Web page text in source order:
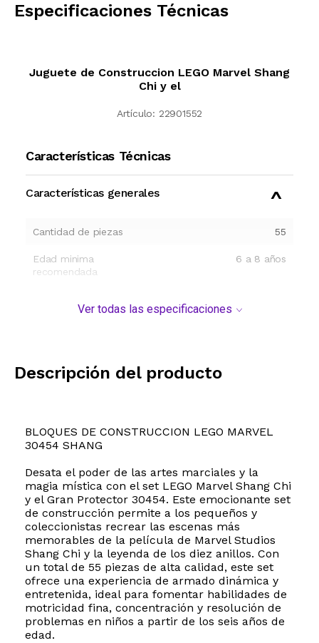
Especificaciones Técnicas
Juguete de Construccion LEGO Marvel Shang
Chi y el
Artículo: 22901552
Características Técnicas
Características generales
Cantidad de piezas 55
Edad minima
recomendada
6 a 8 años
Ver todas las especificaciones
Descripción del producto
BLOQUES DE CONSTRUCCION LEGO MARVEL
30454 SHANG
Desata el poder de las artes marciales y la
magia mística con el set LEGO Marvel Shang Chi
y el Gran Protector 30454. Este emocionante set
de construcción permite a los pequeños y
coleccionistas recrear las escenas más
memorables de la película de Marvel Studios
Shang Chi y la leyenda de los diez anillos. Con
un total de 55 piezas de alta calidad, este set
ofrece una experiencia de armado dinámica y
entretenida, ideal para fomentar habilidades de
motricidad fina, concentración y resolución de
problemas en niños a partir de los seis años de
edad.